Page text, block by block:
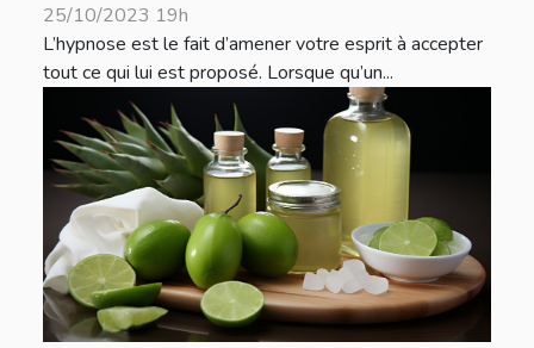
25/10/2023 19h
L’hypnose est le fait d’amener votre esprit à accepter
tout ce qui lui est proposé. Lorsque qu’un...